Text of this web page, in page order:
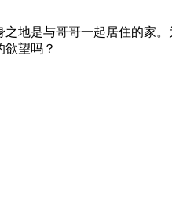
是与哥哥一起居住的家
望吗？